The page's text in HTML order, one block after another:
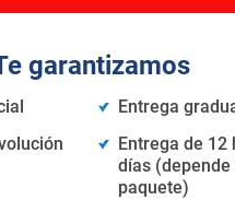
garantizamos
Entrega
Entrega de 12
días (depende
paquete)